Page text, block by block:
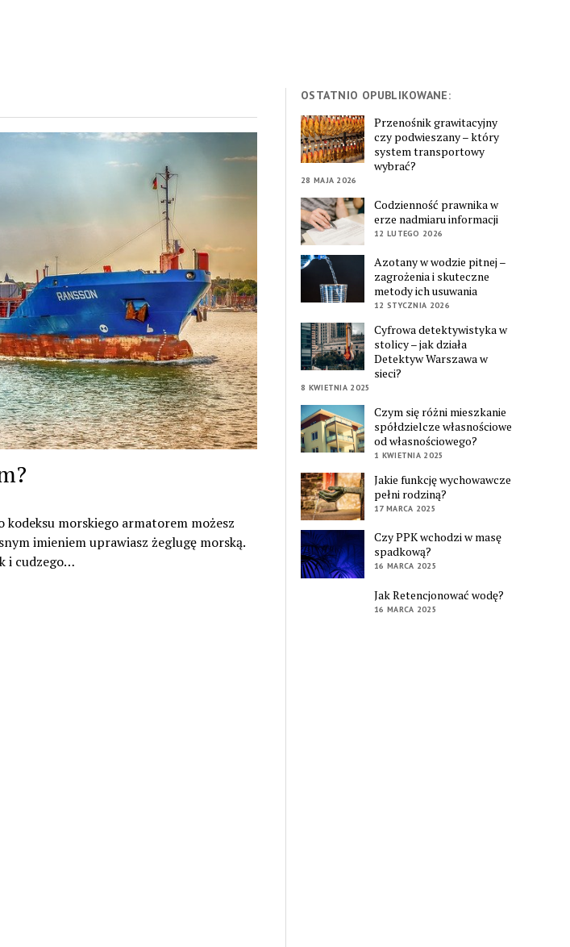
kodeksu morskiego armatorem możesz
imieniem uprawiasz żeglugę morską.
i cudzego…
OSTATNIO OPUBLIKOWANE:
Przenośnik grawitacyjny
czy podwieszany – który
system transportowy
wybrać?
28 MAJA 2026
Codzienność prawnika w
erze nadmiaru informacji
12 LUTEGO 2026
Azotany w wodzie pitnej –
zagrożenia i skuteczne
metody ich usuwania
12 STYCZNIA 2026
Cyfrowa detektywistyka w
stolicy – jak działa
Detektyw Warszawa w
sieci?
8 KWIETNIA 2025
Czym się różni mieszkanie
spółdzielcze własnościowe
od własnościowego?
1 KWIETNIA 2025
Jakie funkcję wychowawcze
pełni rodziną?
17 MARCA 2025
Czy PPK wchodzi w masę
spadkową?
16 MARCA 2025
Jak Retencjonować wodę?
16 MARCA 2025